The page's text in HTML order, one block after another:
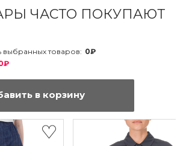
ЧАСТО ПОКУПАЮТ
товаров: 0₽
в корзину